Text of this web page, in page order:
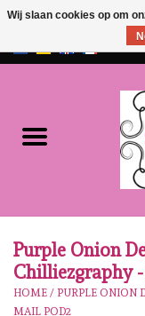
EUR/
NIEUW!!
Purple Onion
Chilliezgraphy
HOME / PURPLE ONION
MAIL POD2
Wij slaan cookies op om